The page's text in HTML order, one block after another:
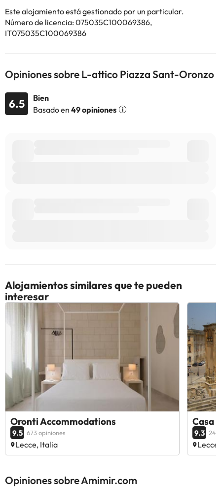
Algunos de los servicios detallados pueden ser de pago. Puedes
consultar sus tarifas directamente en el establecimiento. Toda la
información de esta ficha está sujeta a cambios por parte del
Este alojamiento está gestionado por un particular.
Número de licencia: 075035C100069386,
IT075035C100069386
Opiniones sobre L-attico Piazza Sant-Oronzo
6.5
Bien
Basado en 49 opiniones
Alojamientos similares que te pueden
interesar
Oronti Accommodations
9.5 673 opiniones
Lecce, Italia
Casa
9.3 246
Opiniones sobre Amimir.com